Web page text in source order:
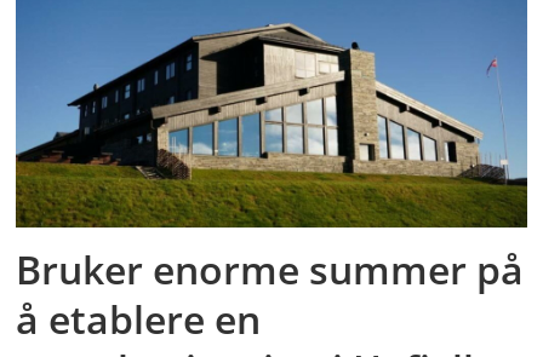
Bruker enorme summer på
å etablere en